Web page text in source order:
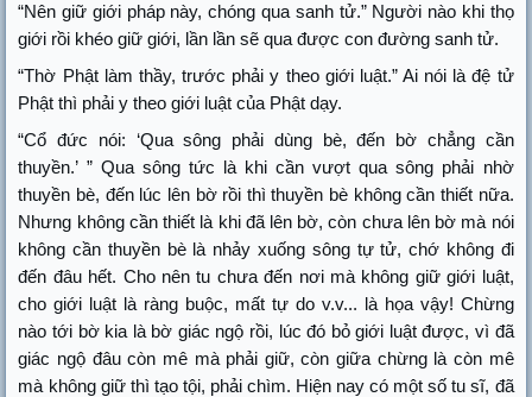
“Nên giữ giới pháp này, chóng qua sanh tử.” Người nào khi thọ
giới rồi khéo giữ giới, lần lần sẽ qua được con đường sanh tử.
“Thờ Phật làm thầy, trước phải y theo giới luật.” Ai nói là đệ tử
Phật thì phải y theo giới luật của Phật dạy.
“Cổ đức nói: ‘Qua sông phải dùng bè, đến bờ chẳng cần
thuyền.’ ” Qua sông tức là khi cần vượt qua sông phải nhờ
thuyền bè, đến lúc lên bờ rồi thì thuyền bè không cần thiết nữa.
Nhưng không cần thiết là khi đã lên bờ, còn chưa lên bờ mà nói
không cần thuyền bè là nhảy xuống sông tự tử, chớ không đi
đến đâu hết. Cho nên tu chưa đến nơi mà không giữ giới luật,
cho giới luật là ràng buộc, mất tự do v.v... là họa vậy! Chừng
nào tới bờ kia là bờ giác ngộ rồi, lúc đó bỏ giới luật được, vì đã
giác ngộ đâu còn mê mà phải giữ, còn giữa chừng là còn mê
mà không giữ thì tạo tội, phải chìm. Hiện nay có một số tu sĩ, đã